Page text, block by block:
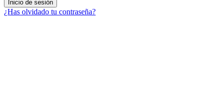
¿Has olvidado tu contraseña?